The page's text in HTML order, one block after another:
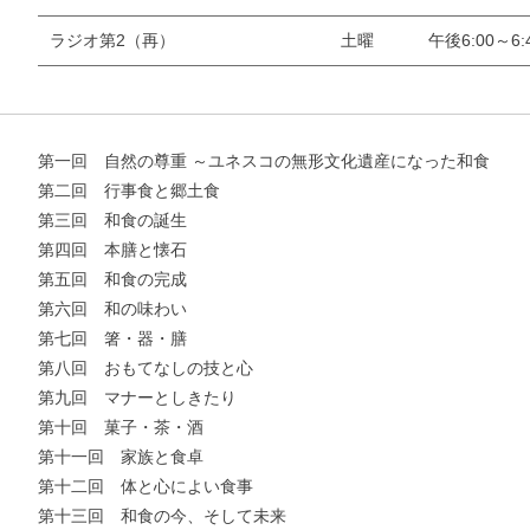
ラジオ第2（再） 土曜 午後6:00～
第一回 自然の尊重 ～ユネスコの無形文化遺産になった和食
第二回 行事食と郷土食
第三回 和食の誕生
第四回 本膳と懐石
第五回 和食の完成
第六回 和の味わい
第七回 箸・器・膳
第八回 おもてなしの技と心
第九回 マナーとしきたり
第十回 菓子・茶・酒
第十一回 家族と食卓
第十二回 体と心によい食事
第十三回 和食の今、そして未来